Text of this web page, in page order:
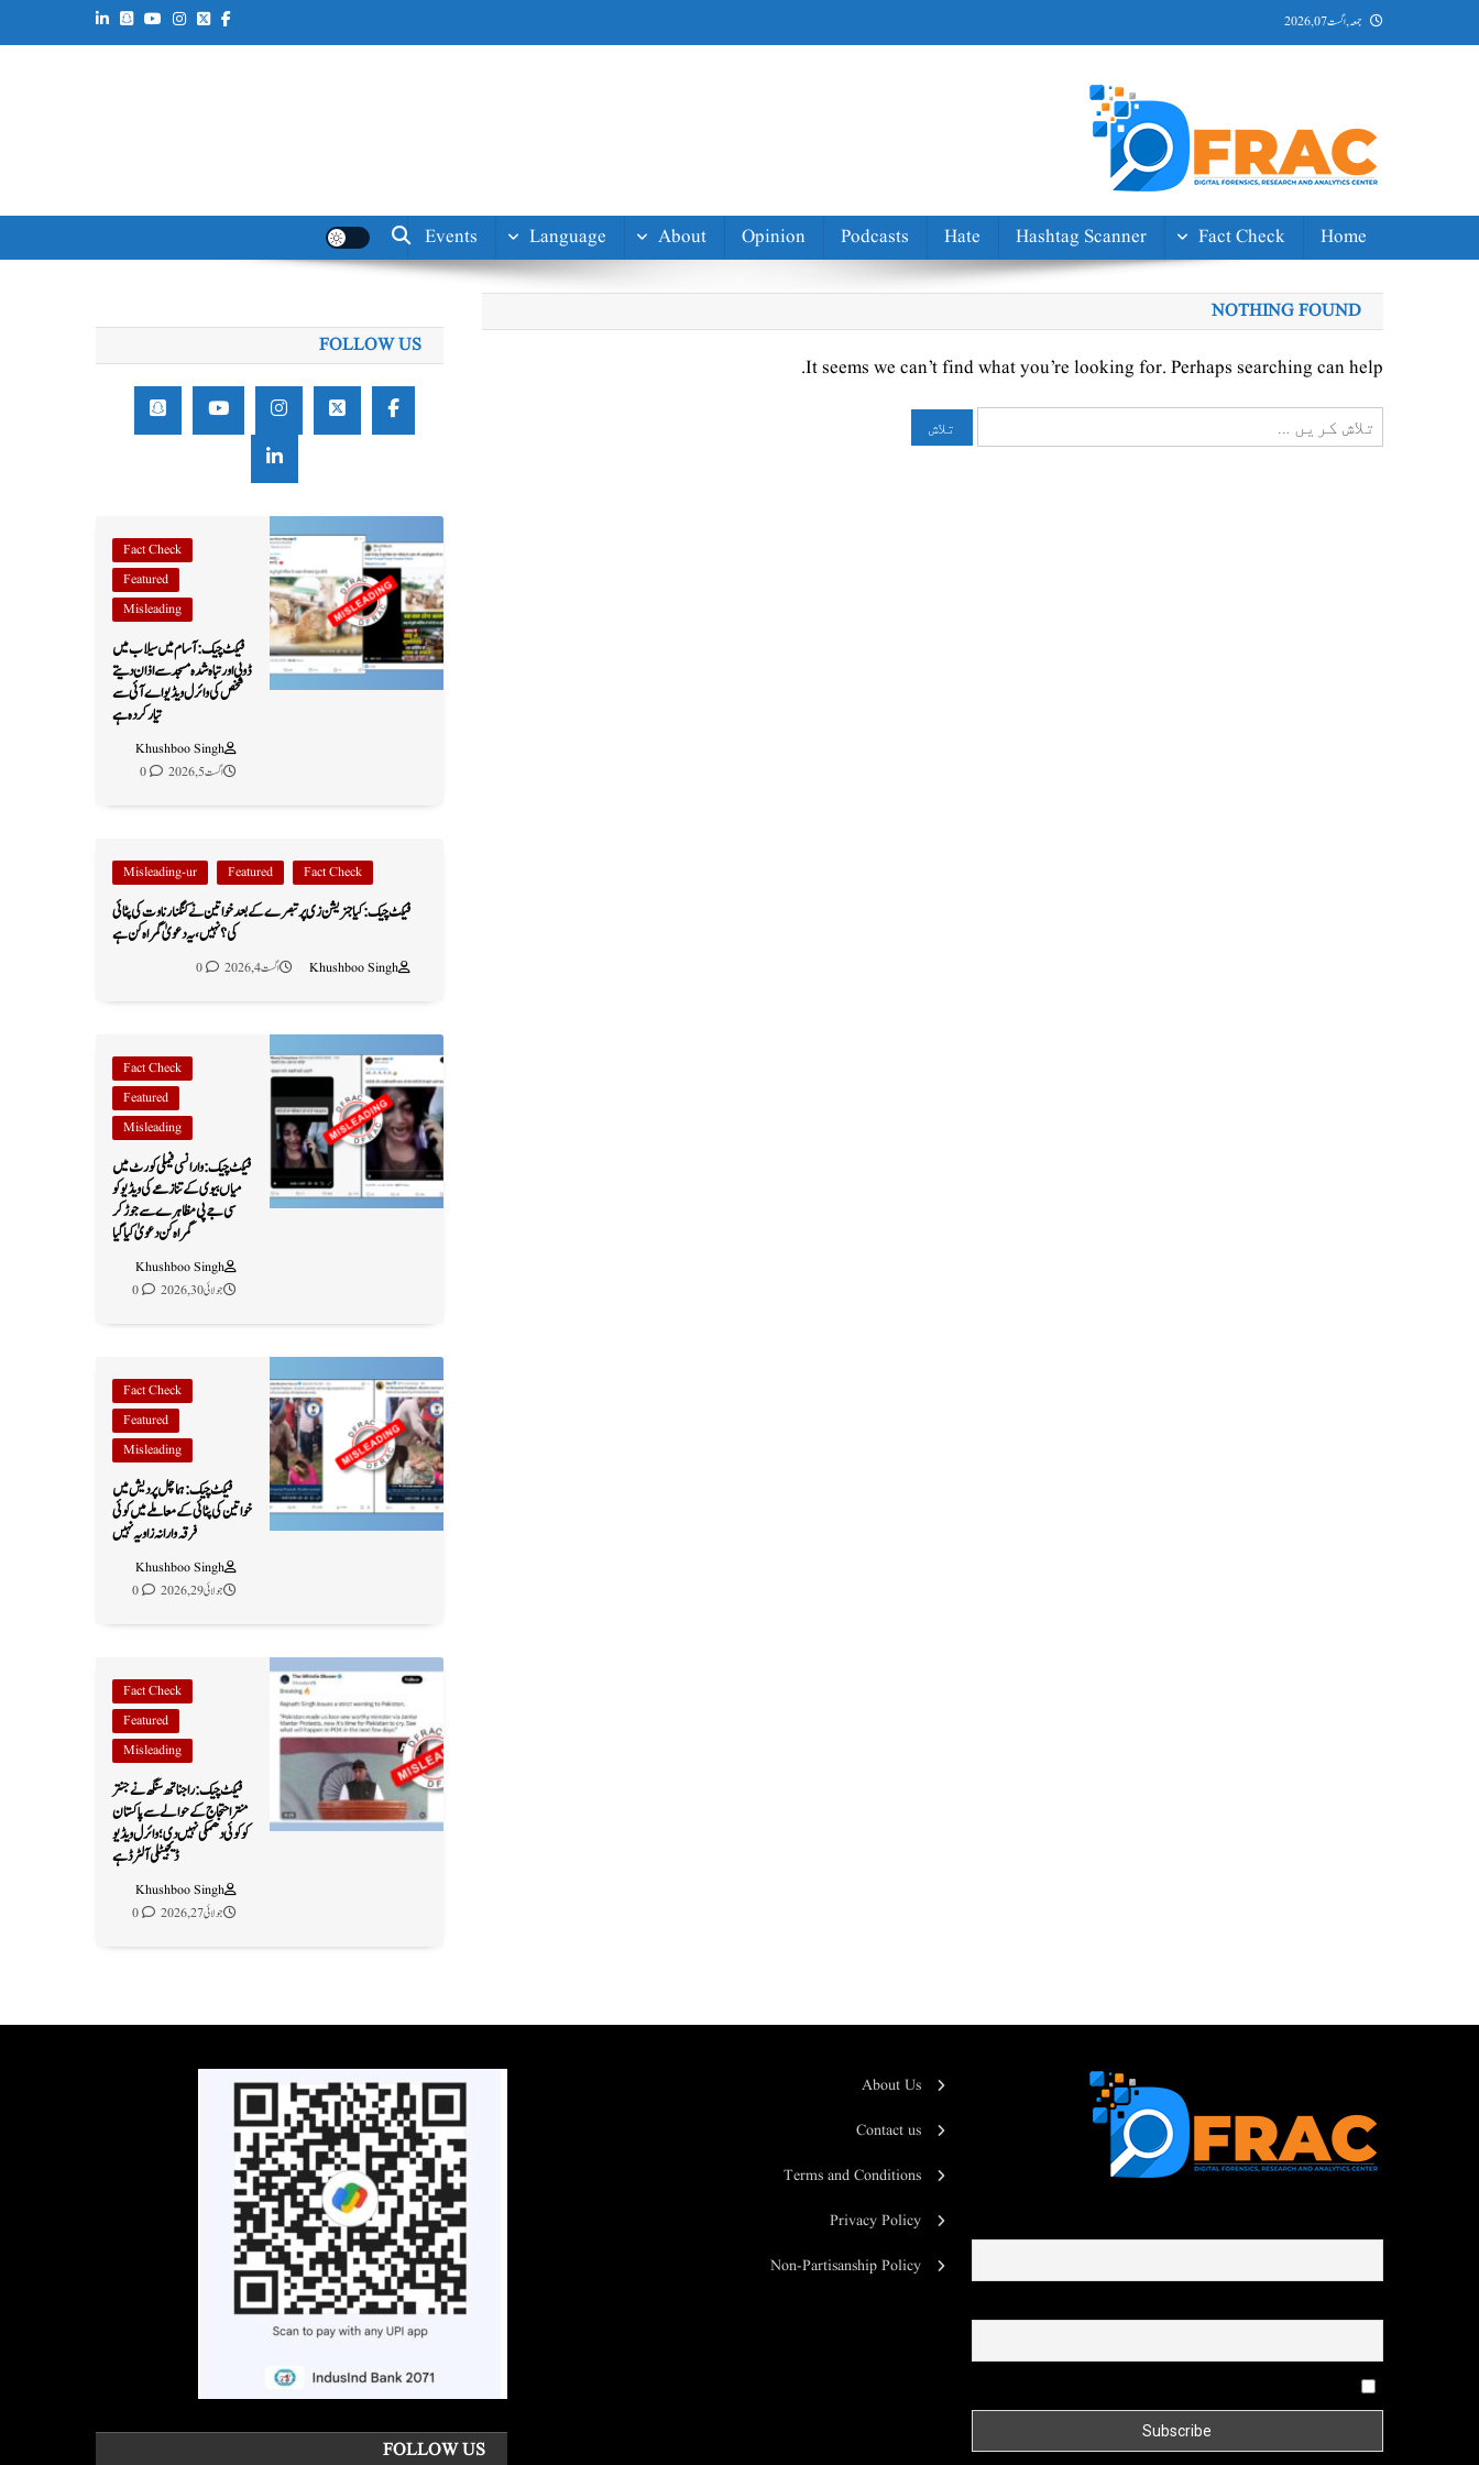
to
جمعہ, اگست 07, 2026
DFRAC_ORG
Digital Forensics, Research and Analytics Center
Home
Fact Check
Hashtag Scanner
Hate
Podcasts
Opinion
About
Language
Events
NOTHING FOUND
It seems we can’t find what you’re looking for. Perhaps searching can help.
تلاش
کریں
FOLLOW US
Fact Check
Featured
Misleading
فیکٹ چیک: آسام میں سیلاب میں
ڈوبی اور تباہ شدہ مسجد سے اذان دیتے
شخص کی وائرل ویڈیو اے آئی سے
تیار کردہ ہے
Khushboo Singh
اگست 5, 2026
0
Fact Check
Featured
Misleading-ur
فیکٹ چیک: کیا جنریشن زی پر تبصرے کے بعد خواتین نے کنگنا رناوت کی پٹائی
کی؟ نہیں، یہ دعویٰ گمراہ کن ہے
Khushboo Singh اگست 4, 2026 0
Fact Check
Featured
Misleading
فیکٹ چیک: وارانسی فیملی کورٹ میں
میاں بیوی کے تنازعے کی ویڈیو کو
سی جے پی مظاہرے سے جوڑ کر
گمراہ کن دعویٰ کیا گیا
Khushboo Singh
جولائی 30, 2026
0
Fact Check
Featured
Misleading
فیکٹ چیک: ہماچل پردیش میں
خواتین کی پٹائی کے معاملے میں کوئی
فرقہ وارانہ زاویہ نہیں
Khushboo Singh
جولائی 29, 2026
0
Fact Check
Featured
Misleading
فیکٹ چیک: راجناتھ سنگھ نے جنتر
منتر احتجاج کے حوالے سے پاکستان
کو کوئی دھمکی نہیں دی؛ وائرل ویڈیو
ڈیجیٹلی آلٹرڈ ہے
Khushboo Singh
جولائی 27, 2026
0
About Us
Contact us
Terms and Conditions
Privacy Policy
Non-Partisanship Policy
FOLLOW US